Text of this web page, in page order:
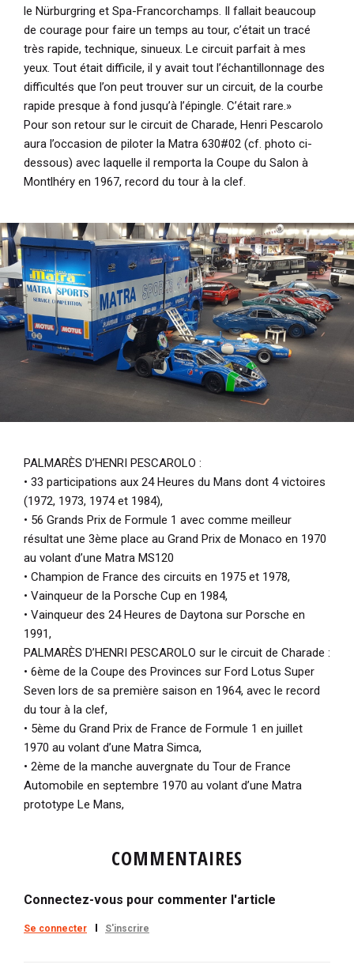
le Nürburgring et Spa-Francorchamps. Il fallait beaucoup
de courage pour faire un temps au tour, c’était un tracé
très rapide, technique, sinueux. Le circuit parfait à mes
yeux. Tout était difficile, il y avait tout l’échantillonnage des
difficultés que l’on peut trouver sur un circuit, de la courbe
rapide presque à fond jusqu’à l’épingle. C’était rare.»
Pour son retour sur le circuit de Charade, Henri Pescarolo
aura l’occasion de piloter la Matra 630#02 (cf. photo ci-
dessous) avec laquelle il remporta la Coupe du Salon à
Montlhéry en 1967, record du tour à la clef.
PALMARÈS D’HENRI PESCAROLO :
• 33 participations aux 24 Heures du Mans dont 4 victoires
(1972, 1973, 1974 et 1984),
• 56 Grands Prix de Formule 1 avec comme meilleur
résultat une 3ème place au Grand Prix de Monaco en 1970
au volant d’une Matra MS120
• Champion de France des circuits en 1975 et 1978,
• Vainqueur de la Porsche Cup en 1984,
• Vainqueur des 24 Heures de Daytona sur Porsche en
1991,
PALMARÈS D’HENRI PESCAROLO sur le circuit de Charade :
• 6ème de la Coupe des Provinces sur Ford Lotus Super
Seven lors de sa première saison en 1964, avec le record
du tour à la clef,
• 5ème du Grand Prix de France de Formule 1 en juillet
1970 au volant d’une Matra Simca,
• 2ème de la manche auvergnate du Tour de France
Automobile en septembre 1970 au volant d’une Matra
prototype Le Mans,
COMMENTAIRES
Connectez-vous pour commenter l'article
Se connecter S'inscrire